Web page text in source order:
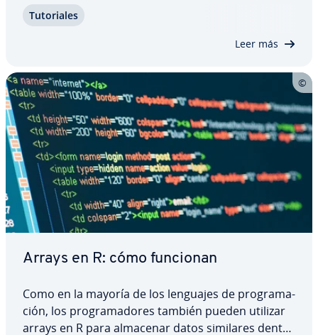
la im­ple­me­n­ta­ción cumple los objetivos de tu
Tu­to­ria­les
Leer más
Arrays en R: cómo funcionan
Como en la mayoría de los lenguajes de pro­gra­ma­
ción, los pro­gra­ma­do­res también pueden utilizar
arrays en R para almacenar datos similares dentro